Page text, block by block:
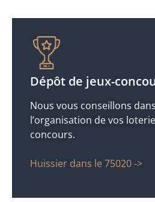
Dépôt de jeux-
Nous vous conseillons
l’organisation de vos
concours.
Huissier dans le 75020 ->